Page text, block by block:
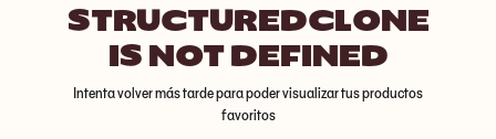
STRUCTUREDCLONE
IS NOT DEFINED
Intenta volver más tarde para poder visualizar tus productos
favoritos